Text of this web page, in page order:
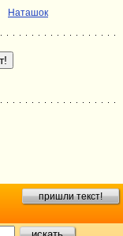
Наташок
пришли текст!